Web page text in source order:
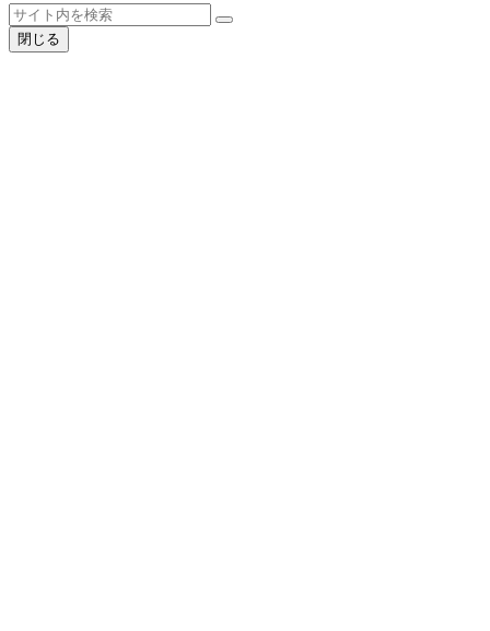
ト
ッ
プ
検
索
検
閉じる